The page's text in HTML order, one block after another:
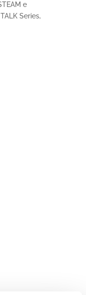
e
Series,